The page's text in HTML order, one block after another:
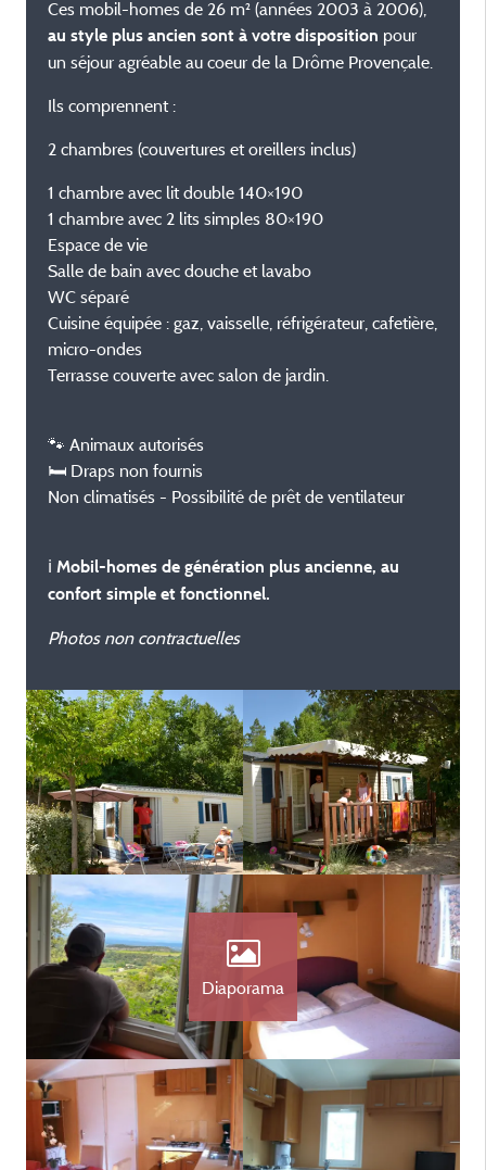
Ces mobil-homes de 26 m² (années 2003 à 2006),
au style plus ancien sont à votre disposition pour
un séjour agréable au coeur de la Drôme Provençale.
Ils comprennent :
2 chambres (couvertures et oreillers inclus)
1 chambre avec lit double 140×190
1 chambre avec 2 lits simples 80×190
Espace de vie
Salle de bain avec douche et lavabo
WC séparé
Cuisine équipée : gaz, vaisselle, réfrigérateur, cafetière,
micro-ondes
Terrasse couverte avec salon de jardin.
🐾 Animaux autorisés
🛏 Draps non fournis
Non climatisés - Possibilité de prêt de ventilateur
ℹ️ Mobil-homes de génération plus ancienne, au
confort simple et fonctionnel.
Photos non contractuelles
Diaporama